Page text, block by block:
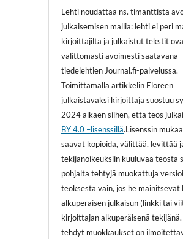
Lehti noudattaa ns. timanttista
julkaisemisen mallia: lehti ei peri
kirjoittajilta ja julkaistut tekstit
välittömästi avoimesti saatavana
tiedelehtien Journal.fi-palvelussa.
Toimittamalla artikkelin Eloreen
julkaistavaksi kirjoittaja suostuu
2024 alkaen siihen, että teos
BY 4.0 –lisenssillä.Lisenssin
saavat kopioida, välittää, levittää
tekijänoikeuksiin kuuluvaa teosta
pohjalta tehtyjä muokattuja
teoksesta vain, jos he mainitsevat
alkuperäisen julkaisun (linkki tai
kirjoittajan alkuperäisenä
tehdyt muokkaukset on